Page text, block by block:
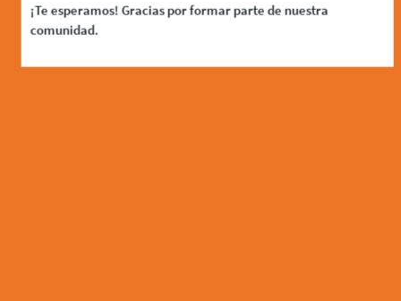
¡Te esperamos! Gracias por formar parte de nuestra
comunidad.